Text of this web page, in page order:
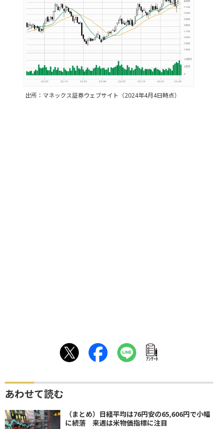
出所：マネックス証券ウェブサイト（2024年4月4日時点）
ｱﾝｹｰﾄ
あわせて読む
（まとめ）日経平均は76円安の65,606円で小幅
に続落 来週は米物価指標に注目